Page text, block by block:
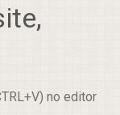
no editor